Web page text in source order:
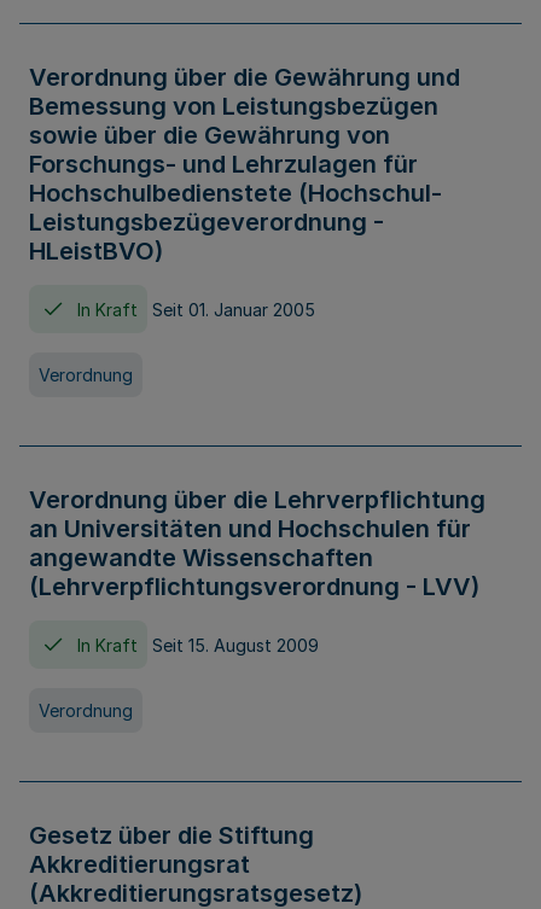
Verordnung über die Gewährung und
Bemessung von Leistungsbezügen
sowie über die Gewährung von
Forschungs- und Lehrzulagen für
Hochschulbedienstete (Hochschul-
Leistungsbezügeverordnung -
HLeistBVO)
In Kraft Seit 01. Januar 2005
Verordnung
Verordnung über die Lehrverpflichtung
an Universitäten und Hochschulen für
angewandte Wissenschaften
(Lehrverpflichtungsverordnung - LVV)
In Kraft Seit 15. August 2009
Verordnung
Gesetz über die Stiftung
Akkreditierungsrat
(Akkreditierungsratsgesetz)